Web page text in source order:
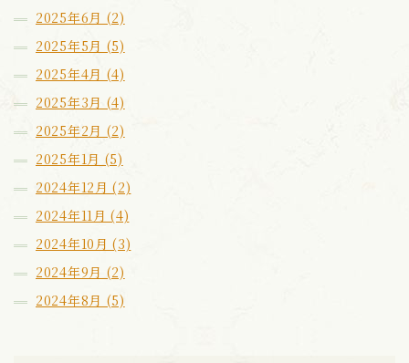
2025年6月 (2)
2025年5月 (5)
2025年4月 (4)
2025年3月 (4)
2025年2月 (2)
2025年1月 (5)
2024年12月 (2)
2024年11月 (4)
2024年10月 (3)
2024年9月 (2)
2024年8月 (5)